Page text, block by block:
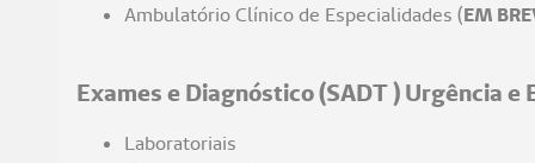
Ambulatório Clínico de Especialidades (EM
Exames e Diagnóstico (SADT ) Urgência e
Laboratoriais